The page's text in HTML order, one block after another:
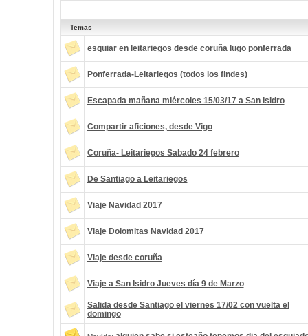
Temas
esquiar en leitariegos desde coruña lugo ponferrada
Ponferrada-Leitariegos (todos los findes)
Escapada mañana miércoles 15/03/17 a San Isidro
Compartir aficiones, desde Vigo
Coruña- Leitariegos Sabado 24 febrero
De Santiago a Leitariegos
Viaje Navidad 2017
Viaje Dolomitas Navidad 2017
Viaje desde coruña
Viaje a San Isidro Jueves día 9 de Marzo
Salida desde Santiago el viernes 17/02 con vuelta el
domingo